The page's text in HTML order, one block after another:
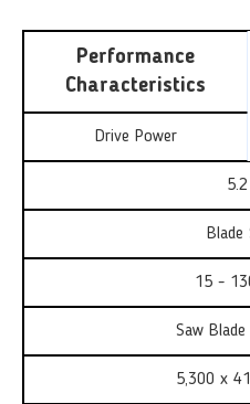
Performance
Characteristics
Drive Power
Blade
15 -
Saw Blade
5,300 x